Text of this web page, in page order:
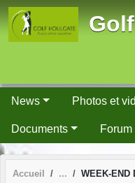
News Photos et
Documents Forum
Accueil WEEK-END
Panneau de gestion des